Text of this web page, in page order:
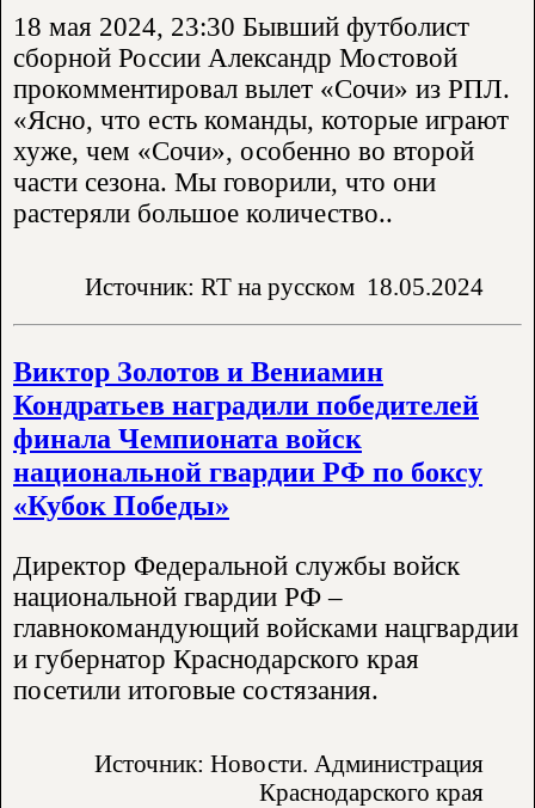
18 мая 2024, 23:30 Бывший футболист
сборной России Александр Мостовой
прокомментировал вылет «Сочи» из РПЛ.
«Ясно, что есть команды, которые играют
хуже, чем «Сочи», особенно во второй
части сезона. Мы говорили, что они
растеряли большое количество..
Источник: RT на русском 18.05.2024
Виктор Золотов и Вениамин
Кондратьев наградили победителей
финала Чемпионата войск
национальной гвардии РФ по боксу
«Кубок Победы»
Директор Федеральной службы войск
национальной гвардии РФ –
главнокомандующий войсками нацгвардии
и губернатор Краснодарского края
посетили итоговые состязания.
Источник: Новости. Администрация
Краснодарского края